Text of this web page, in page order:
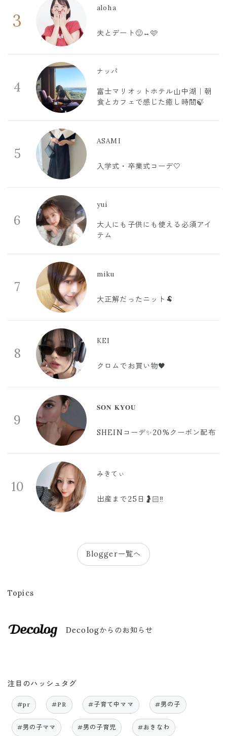
3
aloha
夫とデート🙂‍↔️🩷
4
ナッパ
富士マリオットホテル山中湖｜朝
食とカフェで感じた癒し時間🍃
5
ASAMI
入学式・卒業式コーデ🤍
6
yui
大人にも子供にも使える必須アイ
テム
7
miku
大正解だったニット🐏
8
KEI
クロムでお買い物🖤
9
𝐒𝐎𝐍 𝐊𝐘𝐎𝐔
SHEINコーデ✨20%クーポン配布
10
みきてぃ
出産まで25日🤰🏻‼️
Blogger一覧へ
Topics
Decologからのお知らせ
注目のハッシュタグ
#pr #PR #子育て中ママ #男の子
#男の子ママ #男の子育児 #おきなわ